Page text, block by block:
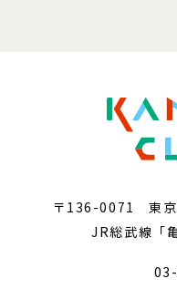
〒136-0071 東京
JR総武線「